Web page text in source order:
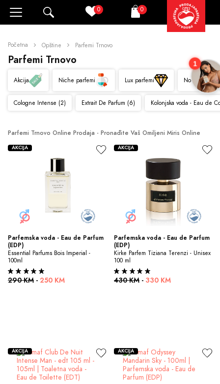
0 Korpa
0
Početna Opštine Parfemi Trnovo
Parfemi Trnovo
Akcija Niche parfemi Lux parfemi Novo
Cologne Intense (2) Extrait De Parfum (6) Kolonjska voda - Eau de
Parfemi Trnovo Online Prodaja - Pronađite Vaš Omiljeni Miris Online
Parfemska voda - Eau de Parfum
(EDP)
Essential Parfums Bois Imperial -
100ml
290 KM - 250 KM
AKCIJA
Parfemska voda - Eau de Parfum
(EDP)
Kirke Parfem Tiziana Terenzi - Unisex
100 ml
430 KM - 330 KM
AKCIJA
AKCIJA AKCIJA
1